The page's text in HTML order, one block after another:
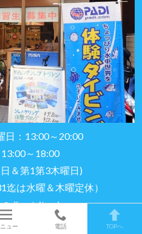
日：13:00～20:00
～18:00
＆第1第3木曜日)
迄は水曜＆木曜定休）
triton.jp
4893
ニュー 電話 TOPへ